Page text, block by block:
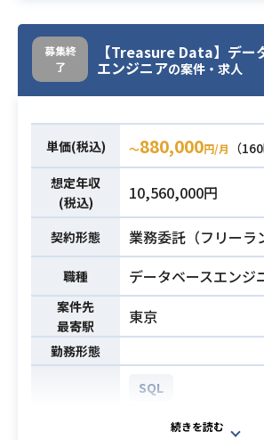
業務内容
ミス環境からクラウ
るプロジェクトにご
方を募集いたします。
必須スキル
・bashなどのShell
用いた開発経験。
募集終
了
【Treasure Data】デー
エンジニアの案件・求人
単価(税込) 〜880,000円/月
（
想定年収
(税込)
10,560,000円
契約形態 業務委託（フリーラ
職種 データベースエンジ
案件先
最寄駅
東京
勤務形態
SQL
AWS (Amazon Web